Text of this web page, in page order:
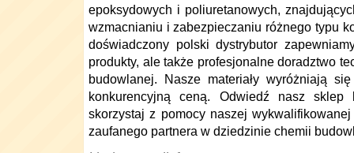
epoksydowych i poliuretanowych,
wzmacnianiu i zabezpieczaniu różnego typu
doświadczony polski dystrybutor
produkty, ale także profesjonalne doradztwo
budowlanej. Nasze materiały wyróżniają
konkurencyjną ceną. Odwiedź nasz
skorzystaj z pomocy naszej
zaufanego partnera w dziedzinie chemii